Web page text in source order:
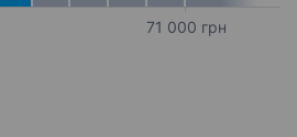
71 000 грн